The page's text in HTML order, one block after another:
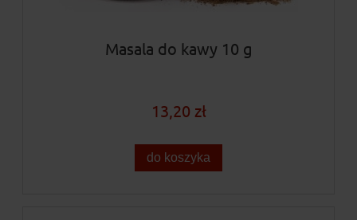
Masala do kawy 10 g
13,20 zł
do koszyka